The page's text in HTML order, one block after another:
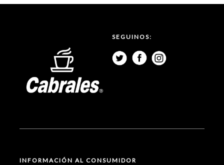
SEGUINOS:
INFORMACIÓN AL CONSUMIDOR